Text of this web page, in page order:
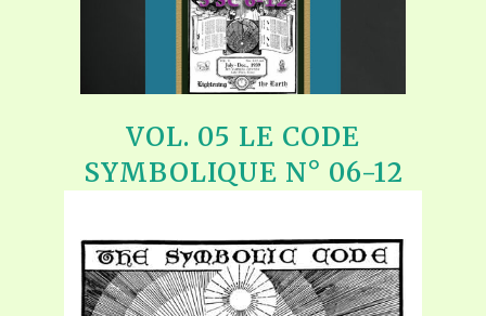
VOL. 05 LE CODE
SYMBOLIQUE N° 06-12